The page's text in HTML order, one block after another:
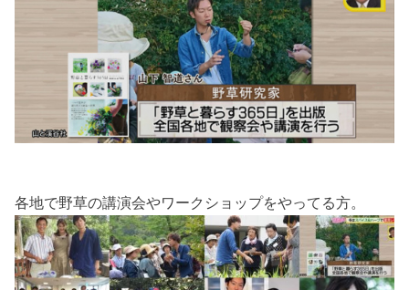
各地で野草の講演会やワークショップをやってる方。